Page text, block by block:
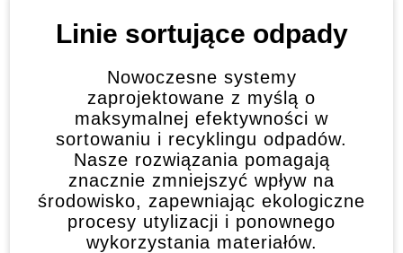
Linie sortujące odpady
Nowoczesne systemy
zaprojektowane z myślą o
maksymalnej efektywności w
sortowaniu i recyklingu odpadów.
Nasze rozwiązania pomagają
znacznie zmniejszyć wpływ na
środowisko, zapewniając ekologiczne
procesy utylizacji i ponownego
wykorzystania materiałów.